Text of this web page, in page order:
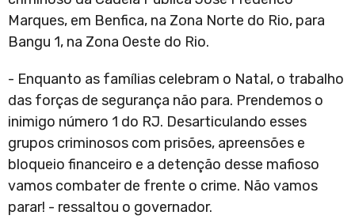
Marques, em Benfica, na Zona Norte do Rio, para
Bangu 1, na Zona Oeste do Rio.
- Enquanto as famílias celebram o Natal, o trabalho
das forças de segurança não para. Prendemos o
inimigo número 1 do RJ. Desarticulando esses
grupos criminosos com prisões, apreensões e
bloqueio financeiro e a detenção desse mafioso
vamos combater de frente o crime. Não vamos
parar! - ressaltou o governador.